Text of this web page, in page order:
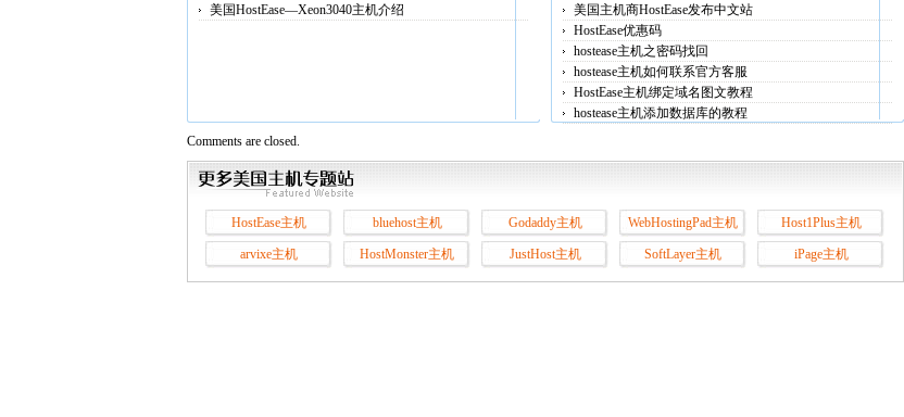
美国HostEase—Xeon3040主机介绍
美国主机商HostEase发布中文站
HostEase优惠码
hostease主机之密码找回
hostease主机如何联系官方客服
HostEase主机绑定域名图文教程
hostease主机添加数据库的教程
Comments are closed.
HostEase主机 bluehost主机 Godaddy主机 WebHostingPad主机 Host1Plus主机
arvixe主机 HostMonster主机 JustHost主机 SoftLayer主机 iPage主机